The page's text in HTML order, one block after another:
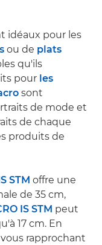
idéaux pour les
ou de plats
qu'ils
pour les
sont
de mode et
de chaque
produits de
STM offre une
de 35 cm,
IS STM peut
17 cm. En
rapprochant